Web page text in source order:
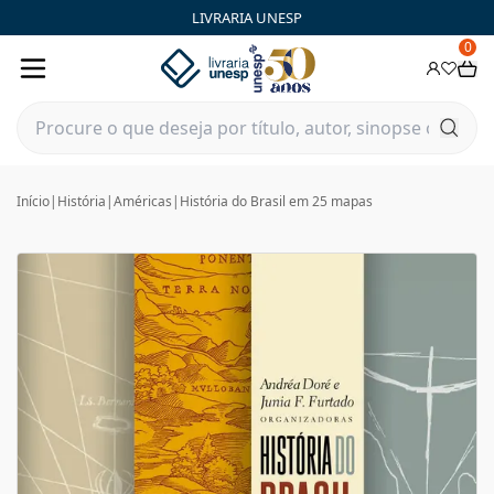
LIVRARIA UNESP
0
Início| História |Américas | História do Brasil em 25 mapas